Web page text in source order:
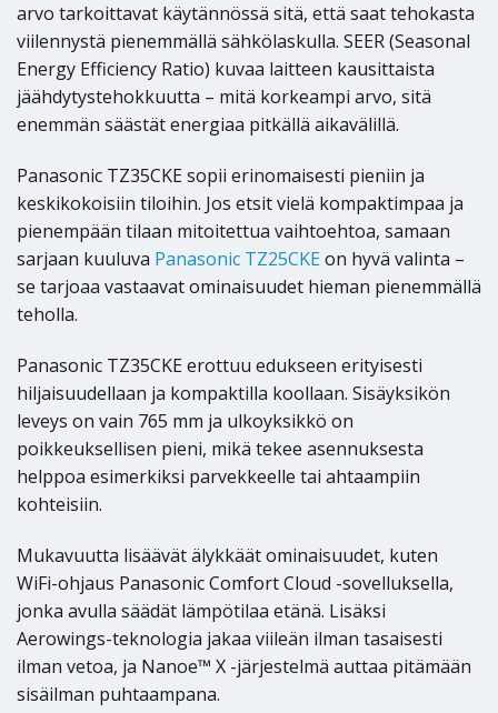
arvo tarkoittavat käytännössä sitä, että saat tehokasta
viilennystä pienemmällä sähkölaskulla. SEER (Seasonal
Energy Efficiency Ratio) kuvaa laitteen kausittaista
jäähdytystehokkuutta – mitä korkeampi arvo, sitä
enemmän säästät energiaa pitkällä aikavälillä.
Panasonic TZ35CKE sopii erinomaisesti pieniin ja
keskikokoisiin tiloihin. Jos etsit vielä kompaktimpaa ja
pienempään tilaan mitoitettua vaihtoehtoa, samaan
sarjaan kuuluva Panasonic TZ25CKEon hyvä valinta –
se tarjoaa vastaavat ominaisuudet hieman pienemmällä
teholla.
Panasonic TZ35CKE erottuu edukseen erityisesti
hiljaisuudellaan ja kompaktilla koollaan. Sisäyksikön
leveys on vain 765 mm ja ulkoyksikkö on
poikkeuksellisen pieni, mikä tekee asennuksesta
helppoa esimerkiksi parvekkeelle tai ahtaampiin
kohteisiin.
Mukavuutta lisäävät älykkäät ominaisuudet, kuten
WiFi-ohjaus Panasonic Comfort Cloud -sovelluksella,
jonka avulla säädät lämpötilaa etänä. Lisäksi
Aerowings-teknologia jakaa viileän ilman tasaisesti
ilman vetoa, ja Nanoe™ X -järjestelmä auttaa pitämään
sisäilman puhtaampana.